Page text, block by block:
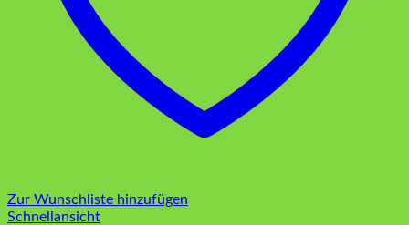
Zur Wunschliste hinzufügen
Schnellansicht